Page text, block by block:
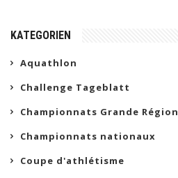
KATEGORIEN
Aquathlon
Challenge Tageblatt
Championnats Grande Région
Championnats nationaux
Coupe d'athlétisme